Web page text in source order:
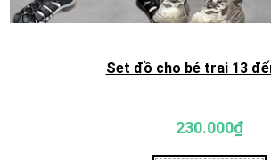
Set đồ cho bé trai 13
230.000₫